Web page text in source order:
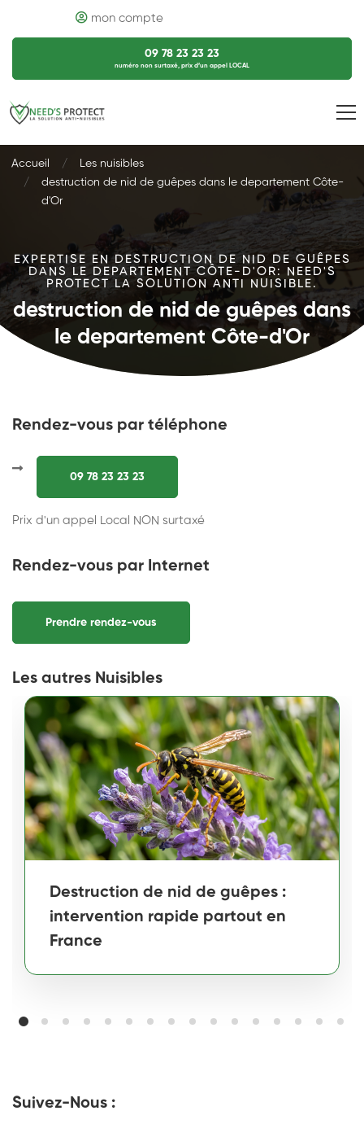
mon compte
09 78 23 23 23
numéro non surtaxé, prix d’un appel LOCAL
Accueil
Les nuisibles
destruction de nid de guêpes dans le departement Côte-
d'Or
EXPERTISE EN DESTRUCTION DE NID DE GUÊPES
DANS LE DEPARTEMENT CÔTE-D'OR: NEED'S
PROTECT LA SOLUTION ANTI NUISIBLE.
destruction de nid de guêpes dans
le departement Côte-d'Or
Rendez-vous par téléphone
09 78 23 23 23
Prix d'un appel Local NON surtaxé
Rendez-vous par Internet
Prendre rendez-vous
Les autres Nuisibles
Destruction de nid de guêpes :
intervention rapide partout en
France
Suivez-Nous :